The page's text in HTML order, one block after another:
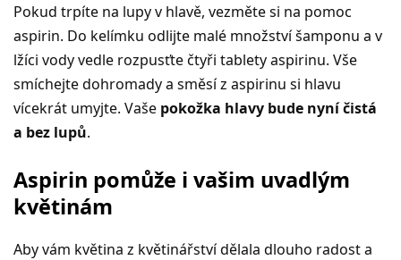
Pokud trpíte na lupy v hlavě, vezměte si na pomoc
aspirin. Do kelímku odlijte malé množství šamponu a v
lžíci vody vedle rozpusťte čtyři tablety aspirinu. Vše
smíchejte dohromady a směsí z aspirinu si hlavu
vícekrát umyjte. Vaše pokožka hlavy bude nyní čistá
a bez lupů.
Aspirin pomůže i vašim uvadlým
květinám
Aby vám květina z květinářství dělala dlouho radost a